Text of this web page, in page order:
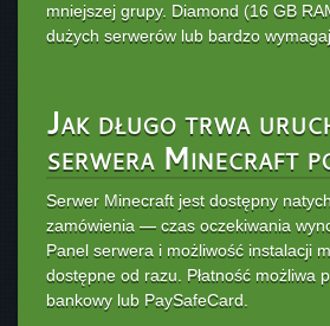
mniejszej grupy. Diamond (16 GB
dużych serwerów lub bardzo
Jak długo trwa
serwera Minecraft
Serwer Minecraft jest dostępny
zamówienia — czas oczekiwania
Panel serwera i możliwość instalacji
dostępne od razu. Płatność możliwa
bankowy lub PaySafeCard.